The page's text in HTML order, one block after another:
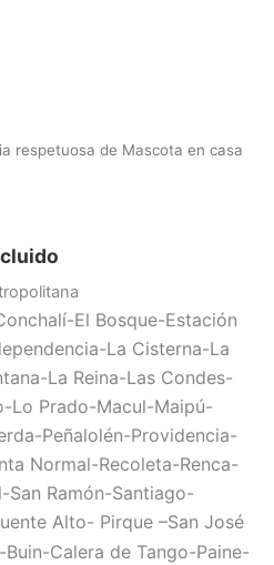
respetuosa de Mascota en casa
El Bosque-Estación
La Cisterna-La
La Reina-Las Condes-
Lo Prado-Macul-Maipú-
Peñalolén-Providencia-
Normal-Recoleta-Renca-
San Ramón-Santiago-
Alto- Pirque –San José
Buin-Calera de Tango-Paine-